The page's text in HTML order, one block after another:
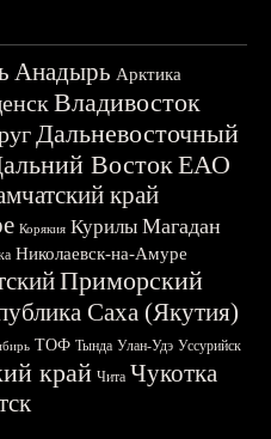
Анадырь Арктика
Владивосток
Дальневосточный
ВостокЕАО
край
Корякия Курилы Магадан
Николаевск-на-Амуре
Приморский
Саха (Якутия)
ТОФ Тында Улан-Удэ Уссурийск
край Чита Чукотка